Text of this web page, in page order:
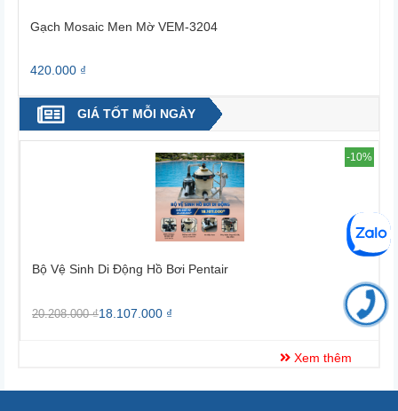
Gạch Mosaic Men Mờ VEM-3204
420.000 ₫
GIÁ TỐT MỖI NGÀY
-10%
Bộ Vệ Sinh Di Động Hồ Bơi Pentair
20.208.000 ₫18.107.000 ₫
Xem thêm